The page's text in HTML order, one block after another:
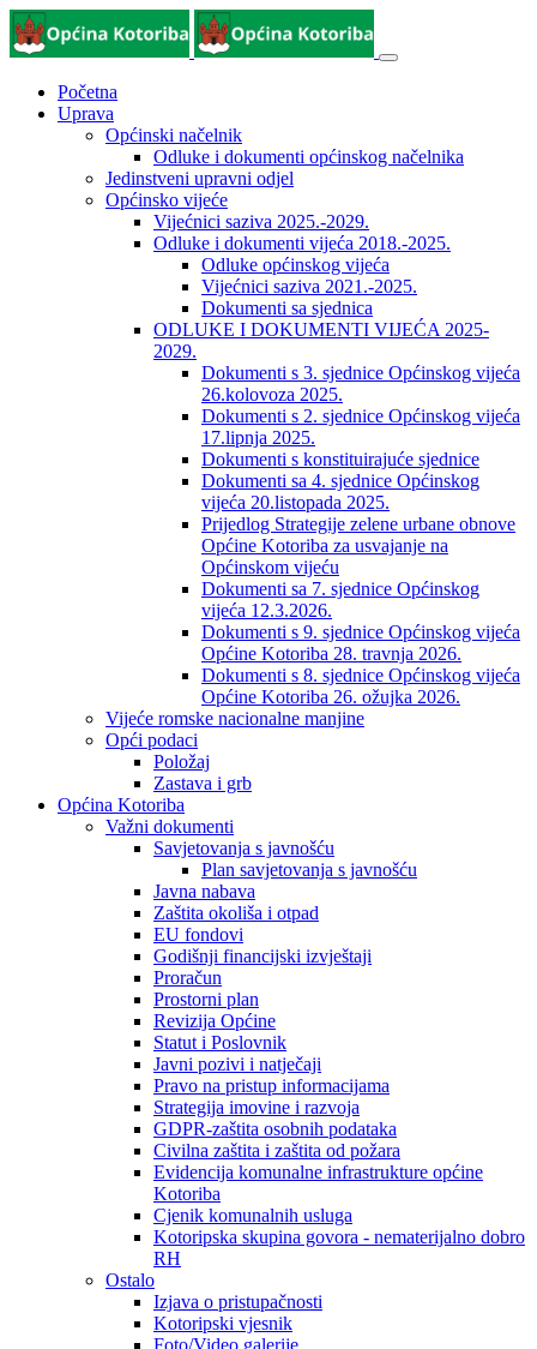
Početna
Uprava
Općinski načelnik
Odluke i dokumenti općinskog načelnika
Jedinstveni upravni odjel
Općinsko vijeće
Vijećnici saziva 2025.-2029.
Odluke i dokumenti vijeća 2018.-2025.
Odluke općinskog vijeća
Vijećnici saziva 2021.-2025.
Dokumenti sa sjednica
ODLUKE I DOKUMENTI VIJEĆA 2025-
2029.
Dokumenti s 3. sjednice Općinskog vijeća
26.kolovoza 2025.
Dokumenti s 2. sjednice Općinskog vijeća
17.lipnja 2025.
Dokumenti s konstituirajuće sjednice
Dokumenti sa 4. sjednice Općinskog
vijeća 20.listopada 2025.
Prijedlog Strategije zelene urbane obnove
Općine Kotoriba za usvajanje na
Općinskom vijeću
Dokumenti sa 7. sjednice Općinskog
vijeća 12.3.2026.
Dokumenti s 9. sjednice Općinskog vijeća
Općine Kotoriba 28. travnja 2026.
Dokumenti s 8. sjednice Općinskog vijeća
Općine Kotoriba 26. ožujka 2026.
Vijeće romske nacionalne manjine
Opći podaci
Položaj
Zastava i grb
Općina Kotoriba
Važni dokumenti
Savjetovanja s javnošću
Plan savjetovanja s javnošću
Javna nabava
Zaštita okoliša i otpad
EU fondovi
Godišnji financijski izvještaji
Proračun
Prostorni plan
Revizija Općine
Statut i Poslovnik
Javni pozivi i natječaji
Pravo na pristup informacijama
Strategija imovine i razvoja
GDPR-zaštita osobnih podataka
Civilna zaštita i zaštita od požara
Evidencija komunalne infrastrukture općine
Kotoriba
Cjenik komunalnih usluga
Kotoripska skupina govora - nematerijalno dobro
RH
Ostalo
Izjava o pristupačnosti
Kotoripski vjesnik
Foto/Video galerije